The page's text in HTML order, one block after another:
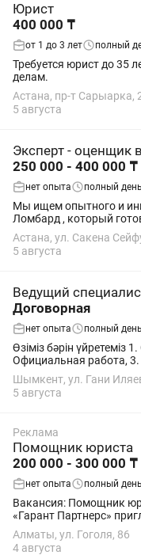
Юрист
400 000 ₸
от 1 до 3 лет полный
Требуется юрист до 35
делам.
Астана, пр-т Сарыарка,
5 августа
Эксперт - оценщик
250 000 - 400 000 ₸
нет опыта полный день
Мы ищем опытного и
Ломбард , который
вносить вклад в
обязанности
Астана, ул. Сакена
5 августа
Ведущий
Договорная
нет опыта полный день
Өзіміз бәрін үйретеміз
Официальная работа, 3.
Прозрачная
6. Хороший социальный
Шымкент, ул. Гани
5 августа
Реклама
Помощник юриста
200 000 - 300 000 ₸
нет опыта полный день
Вакансия: Помощник юриста Юридическая
«Гарант Партнерс»
юриста. Требования Высшее или среднее специальное
юридическое
Алматы, ул. Гоголя, 86
4 августа